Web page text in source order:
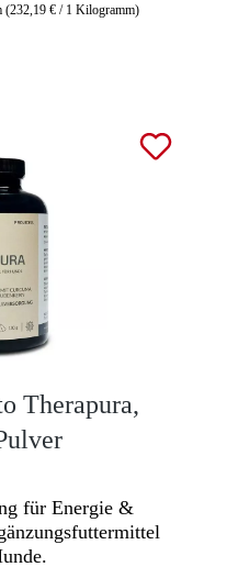
(232,19 € / 1 Kilogramm)
Therapura,
für Energie &